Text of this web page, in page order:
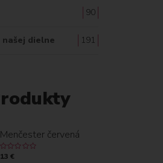
90
našej dielne 191
Menčester červená
13 €